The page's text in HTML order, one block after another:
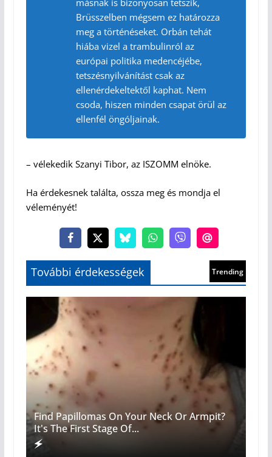
másnak is bizonyosan tetszik,
Brüsszelben mégsem ez határozza
meg a történéseket. Orbán tehát
hiába vizel a trambulinról az
európai politika medencéjébe,
tetszésnyilvánítást csak az
ellenérdekeltektől kaphat. Nem
csoda, hiszen minden csapat örül az
ellenfél öngóljainak.
– vélekedik Szanyi Tibor, az ISZOMM elnöke.
Ha érdekesnek találta, ossza meg és mondja el
véleményét!
Find Papillomas On Your Neck Or Armpit?
It's The First Stage Of...